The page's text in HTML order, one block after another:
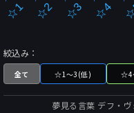
☆1 ☆2 ☆3 ☆4
絞込み：
全て ☆1～3(低) ☆4
夢見る言葉 デフ・ヴ